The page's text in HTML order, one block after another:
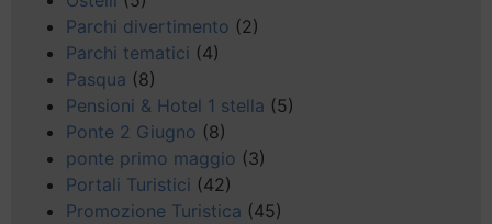
Parchi divertimento (2)
Parchi tematici (4)
Pasqua (8)
Pensioni & Hotel 1 stella (5)
Ponte 2 Giugno (8)
ponte primo maggio (3)
Portali Turistici (42)
Promozione Turistica (45)